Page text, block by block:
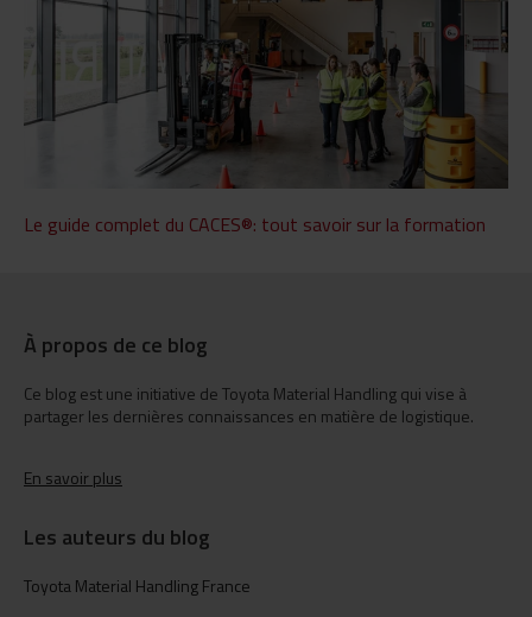
Le guide complet du CACES®: tout savoir sur la formation
À propos de ce blog
Ce blog est une initiative de Toyota Material Handling qui vise à
partager les dernières connaissances en matière de logistique.
En savoir plus
Les auteurs du blog
Toyota Material Handling France